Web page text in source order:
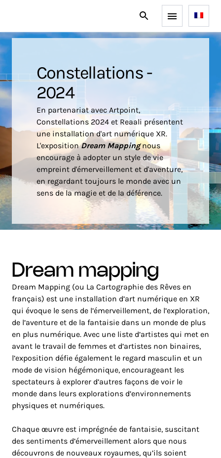
Constellations -
2024
En partenariat avec Artpoint,
Constellations 2024 et Reaali présentent
une installation d'art numérique XR.
L'expositionDream Mappingnous
encourage à adopter un style de vie
empreint d'émerveillement et d'aventure,
en regardant toujours le monde avec un
sens de la magie et de la déférence.
dream mapping
Dream Mapping (ou La Cartographie des Rêves en
français) est une installation d’art numérique en XR
qui évoque le sens de l’émerveillement, de l’exploration,
de l’aventure et de la fantaisie dans un monde de plus
en plus numérique. Avec une liste d’artistes qui met en
avant le travail de femmes et d’artistes non binaires,
l’exposition défie également le regard masculin et un
mode de vision hégémonique, encourageant les
spectateurs à explorer d’autres façons de voir le
monde dans leurs explorations d’environnements
physiques et numériques.
Chaque œuvre est imprégnée de fantaisie, suscitant
des sentiments d’émerveillement alors que nous
découvrons de nouveaux royaumes, qu’ils soient